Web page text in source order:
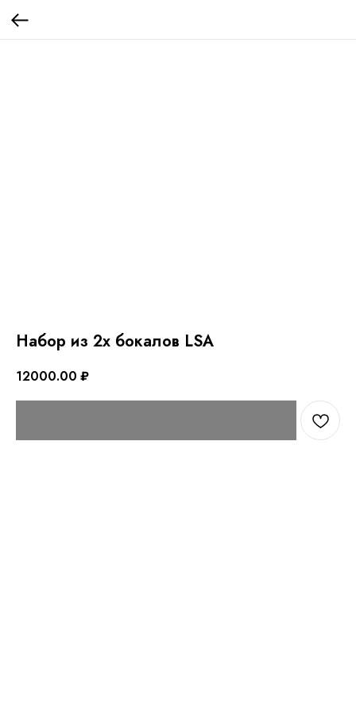
Набор из 2х бокалов LSA
12000.00 ₽